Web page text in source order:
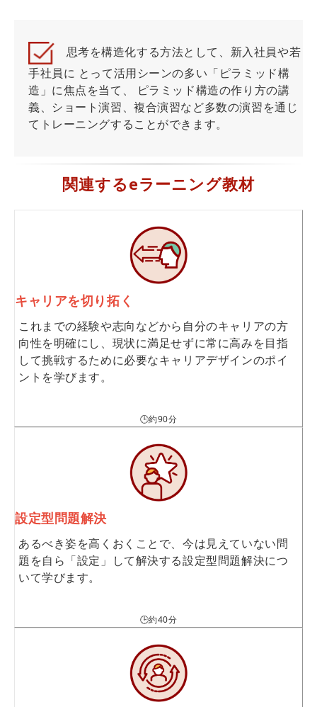
思考を構造化する方法として、新入社員や若
手社員に とって活用シーンの多い「ピラミッド構
造」に焦点を当て、 ピラミッド構造の作り方の講
義、ショート演習、複合演習など多数の演習を通じ
てトレーニングすることができます。
関連するeラーニング教材
キャリアを切り拓く
これまでの経験や志向などから自分のキャリアの方
向性を明確にし、現状に満足せずに常に高みを目指
して挑戦するために必要なキャリアデザインのポイ
ントを学びます。
🕒約90分
設定型問題解決
あるべき姿を高くおくことで、今は見えていない問
題を自ら「設定」して解決する設定型問題解決につ
いて学びます。
🕒約40分